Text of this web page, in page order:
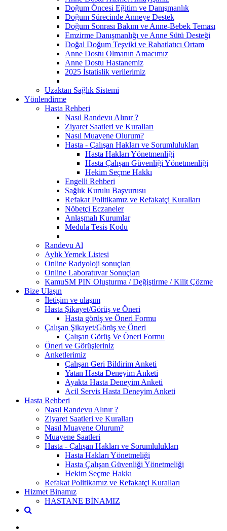
Doğum Öncesi Eğitim ve Danışmanlık
Doğum Sürecinde Anneye Destek
Doğum Sonrası Bakım ve Anne-Bebek Teması
Emzirme Danışmanlığı ve Anne Sütü Desteği
Doğal Doğum Teşviki ve Rahatlatıcı Ortam
Anne Dostu Olmanın Amacımız
Anne Dostu Hastanemiz
2025 İstatislik verilerimiz
Uzaktan Sağlık Sistemi
Yönlendirme
Hasta Rehberi
Nasıl Randevu Alınır ?
Ziyaret Saatleri ve Kuralları
Nasıl Muayene Olurum?
Hasta - Çalışan Hakları ve Sorumlulukları
Hasta Hakları Yönetmenliği
Hasta Çalışan Güvenliği Yönetmenliği
Hekim Seçme Hakkı
Engelli Rehberi
Sağlık Kurulu Başvurusu
Refakat Politikamız ve Refakatçi Kuralları
Nöbetçi Eczaneler
Anlaşmalı Kurumlar
Medula Tesis Kodu
Randevu Al
Aylık Yemek Listesi
Online Radyoloji sonuçları
Online Laboratuvar Sonuçları
KamuSM PIN Oluşturma / Değiştirme / Kilit Çözme
Bize Ulaşın
İletişim ve ulaşım
Hasta Şikayet/Görüş ve Öneri
Hasta görüş ve Öneri Formu
Çalışan Şikayet/Görüş ve Öneri
Çalışan Görüş Ve Öneri Formu
Öneri ve Görüşleriniz
Anketlerimiz
Çalışan Geri Bildirim Anketi
Yatan Hasta Deneyim Anketi
Ayakta Hasta Deneyim Anketi
Acil Servis Hasta Deneyim Anketi
Hasta Rehberi
Nasıl Randevu Alınır ?
Ziyaret Saatleri ve Kuralları
Nasıl Muayene Olurum?
Muayene Saatleri
Hasta - Çalışan Hakları ve Sorumlulukları
Hasta Hakları Yönetmeliği
Hasta Çalışan Güvenliği Yönetmeliği
Hekim Seçme Hakkı
Refakat Politikamız ve Refakatçi Kuralları
Hizmet Binamız
HASTANE BİNAMIZ